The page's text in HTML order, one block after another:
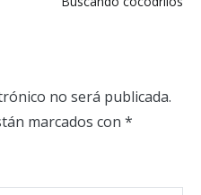
no será publicada.
marcados con *